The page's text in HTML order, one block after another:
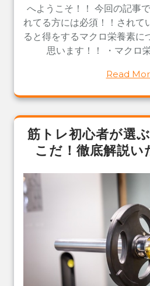
へようこそ！！ 今回の記事
れてる方には必須！！されて
ると得をするマクロ栄養素に
思います！！ ・マクロ
Read
筋トレ初心者が選
こだ！徹底解説い